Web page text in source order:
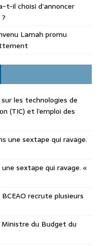
t-il choisi d’annoncer
Lamah promu
les technologies de
(TIC) et l’emploi des
une sextape qui ravage.
sextape qui ravage. «
BCEAO recrute plusieurs
du Budget du